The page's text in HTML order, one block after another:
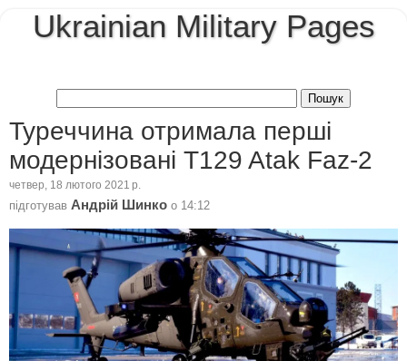
Ukrainian Military Pages
Туреччина отримала перші
модернізовані T129 Atak Faz-2
четвер, 18 лютого 2021 р.
підготував Андрій Шинко о 14:12